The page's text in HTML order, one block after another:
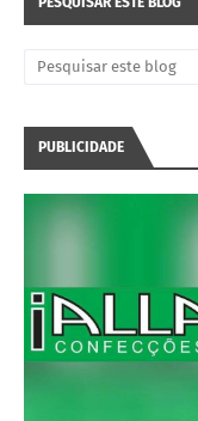
PUBLICIDADE